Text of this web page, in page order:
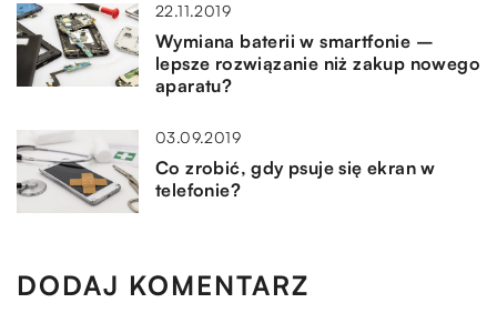
22.11.2019
Wymiana baterii w smartfonie –
lepsze rozwiązanie niż zakup nowego
aparatu?
03.09.2019
Co zrobić, gdy psuje się ekran w
telefonie?
DODAJ KOMENTARZ